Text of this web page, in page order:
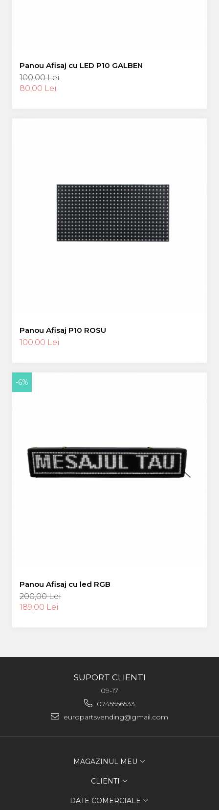
Panou Afisaj cu LED P10 GALBEN
100,00 Lei
80,00 Lei
Panou Afisaj P10 ROSU
100,00 Lei
-6%
Panou Afisaj cu led RGB
200,00 Lei
189,00 Lei
SUPORT CLIENTI
09-17
0745556533
europartsvending@gmail.com
MAGAZINUL MEU
CLIENTI
DATE COMERCIALE